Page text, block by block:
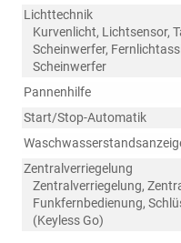
Lichttechnik
Kurvenlicht, Lichtsensor,
Scheinwerfer,
Scheinwerfer
Pannenhilfe
Start/Stop-Automatik
Zentralverriegelung
Zentralverriegelung,
Funkfernbedienung,
(Keyless Go)